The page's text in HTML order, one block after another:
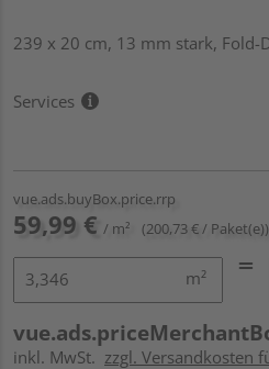
239 x 20 cm, 13 mm stark, Fold-
Services
vue.ads.buyBox.price.rrp
59,99 € / m² (200,73 € / Paket(e))
m²
inkl. MwSt. zzgl. Versandkosten